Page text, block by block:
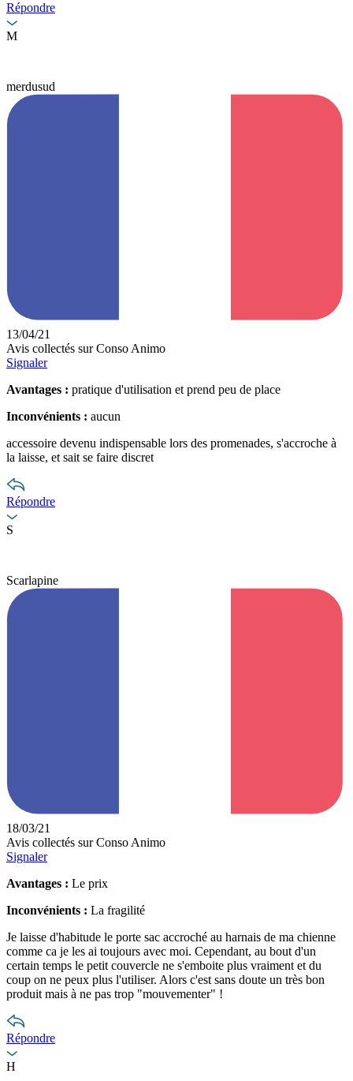
Répondre
M
merdusud
13/04/21
Avis collectés sur Conso Animo
Signaler
Avantages : pratique d'utilisation et prend peu de place
Inconvénients : aucun
accessoire devenu indispensable lors des promenades, s'accroche à
la laisse, et sait se faire discret
Répondre
S
Scarlapine
18/03/21
Avis collectés sur Conso Animo
Signaler
Avantages : Le prix
Inconvénients : La fragilité
Je laisse d'habitude le porte sac accroché au harnais de ma chienne
comme ca je les ai toujours avec moi. Cependant, au bout d'un
certain temps le petit couvercle ne s'emboite plus vraiment et du
coup on ne peux plus l'utiliser. Alors c'est sans doute un très bon
produit mais à ne pas trop "mouvementer" !
Répondre
H